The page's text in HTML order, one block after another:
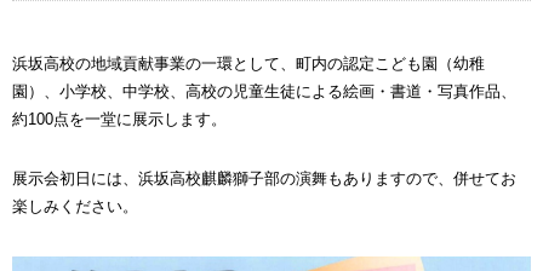
浜坂高校の地域貢献事業の一環として、町内の認定こども園（幼稚
園）、小学校、中学校、高校の児童生徒による絵画・書道・写真作品、
約100点を一堂に展示します。
展示会初日には、浜坂高校麒麟獅子部の演舞もありますので、併せてお
楽しみください。